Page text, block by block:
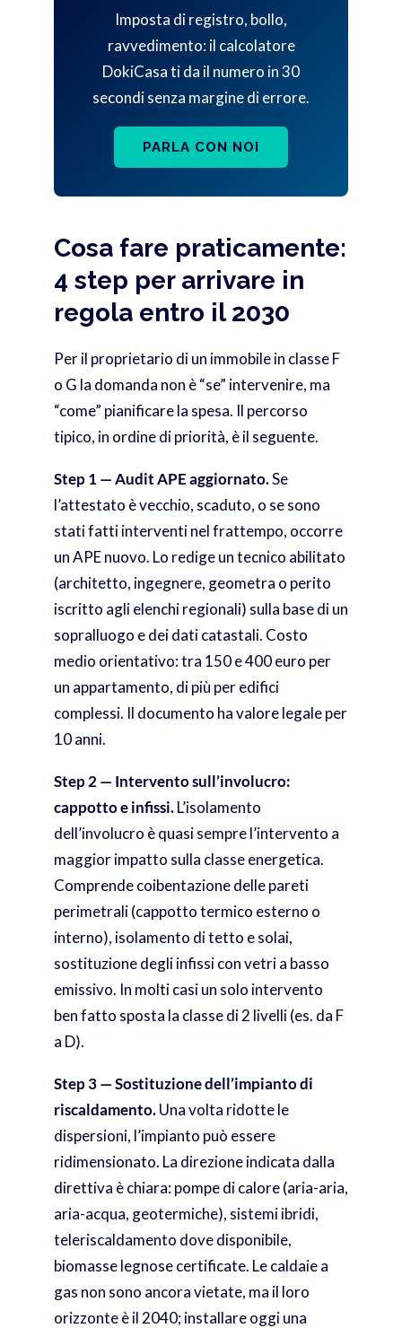
Imposta di registro, bollo,
ravvedimento: il calcolatore
DokiCasa ti da il numero in 30
secondi senza margine di errore.
PARLA CON NOI
Cosa fare praticamente:
4 step per arrivare in
regola entro il 2030
Per il proprietario di un immobile in classe F
o G la domanda non è “se” intervenire, ma
“come” pianificare la spesa. Il percorso
tipico, in ordine di priorità, è il seguente.
Step 1 — Audit APE aggiornato.Se
l’attestato è vecchio, scaduto, o se sono
stati fatti interventi nel frattempo, occorre
un APE nuovo. Lo redige un tecnico abilitato
(architetto, ingegnere, geometra o perito
iscritto agli elenchi regionali) sulla base di un
sopralluogo e dei dati catastali. Costo
medio orientativo: tra 150 e 400 euro per
un appartamento, di più per edifici
complessi. Il documento ha valore legale per
10 anni.
Step 2 — Intervento sull’involucro:
cappotto e infissi.L’isolamento
dell’involucro è quasi sempre l’intervento a
maggior impatto sulla classe energetica.
Comprende coibentazione delle pareti
perimetrali (cappotto termico esterno o
interno), isolamento di tetto e solai,
sostituzione degli infissi con vetri a basso
emissivo. In molti casi un solo intervento
ben fatto sposta la classe di 2 livelli (es. da F
a D).
Step 3 — Sostituzione dell’impianto di
riscaldamento.Una volta ridotte le
dispersioni, l’impianto può essere
ridimensionato. La direzione indicata dalla
direttiva è chiara: pompe di calore (aria-aria,
aria-acqua, geotermiche), sistemi ibridi,
teleriscaldamento dove disponibile,
biomasse legnose certificate. Le caldaie a
gas non sono ancora vietate, ma il loro
orizzonte è il 2040; installare oggi una